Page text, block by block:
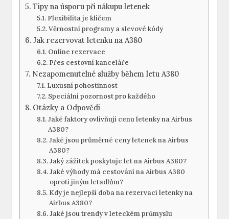
Tipy na ‍úsporu při nákupu letenek
Flexibilita je klíčem
Věrnostní⁢ programy a slevové kódy
Jak rezervovat letenku na A380
Online rezervace
Přes ‌cestovní kanceláře
Nezapomenutelné služby během letu ⁢A380
Luxusní ​pohostinnost
Speciální⁣ pozornost⁤ pro každého
Otázky a Odpovědi
Jaké faktory ovlivňují cenu‍ letenky na Airbus
A380?
Jaké jsou průměrné ceny‌ letenek na ⁢Airbus
A380?
Jaký zážitek poskytuje⁣ let ⁢na Airbus A380?
Jaké výhody má‍ cestování na Airbus⁤ A380
‌oproti jiným letadlům?
Kdy je nejlepší⁤ doba‍ na‌ rezervaci letenky ‍na
Airbus A380?
Jaké ⁢jsou trendy v leteckém průmyslu